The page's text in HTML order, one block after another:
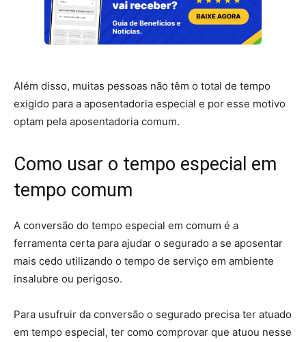
Além disso, muitas pessoas não têm o total de tempo
exigido para a aposentadoria especial e por esse motivo
optam pela aposentadoria comum.
Como usar o tempo especial em
tempo comum
A conversão do tempo especial em comum é a
ferramenta certa para ajudar o segurado a se aposentar
mais cedo utilizando o tempo de serviço em ambiente
insalubre ou perigoso.
Para usufruir da conversão o segurado precisa ter atuado
em tempo especial, ter como comprovar que atuou nesse